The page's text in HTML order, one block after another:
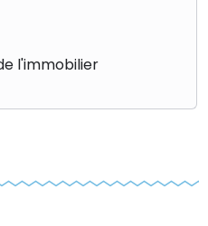
l'immobilier